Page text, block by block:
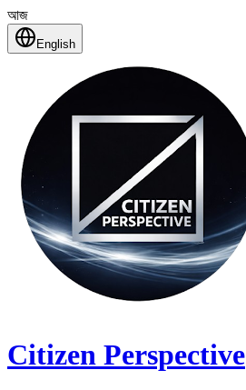
আজ
English
Citizen Perspective